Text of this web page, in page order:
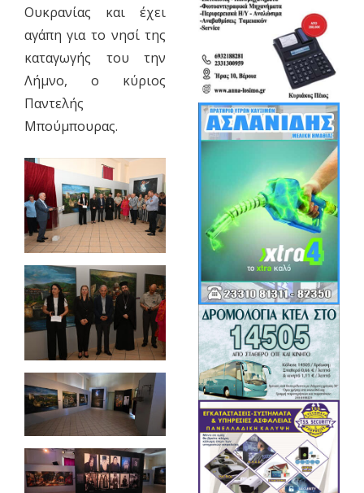
Ουκρανίας και έχει
αγάπη για το νησί της
καταγωγής του την
Λήμνο, ο κύριος
Παντελής
Μπούμπουρας.